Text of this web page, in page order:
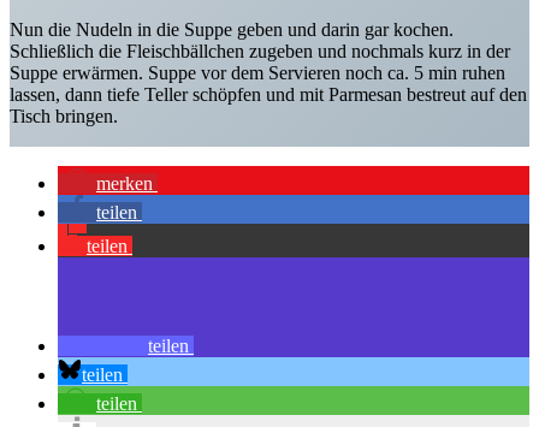
Nun die Nudeln in die Suppe geben und darin gar kochen.
Schließlich die Fleischbällchen zugeben und nochmals kurz in der
Suppe erwärmen. Suppe vor dem Servieren noch ca. 5 min ruhen
lassen, dann tiefe Teller schöpfen und mit Parmesan bestreut auf den
Tisch bringen.
merken
teilen
teilen
teilen
teilen
teilen